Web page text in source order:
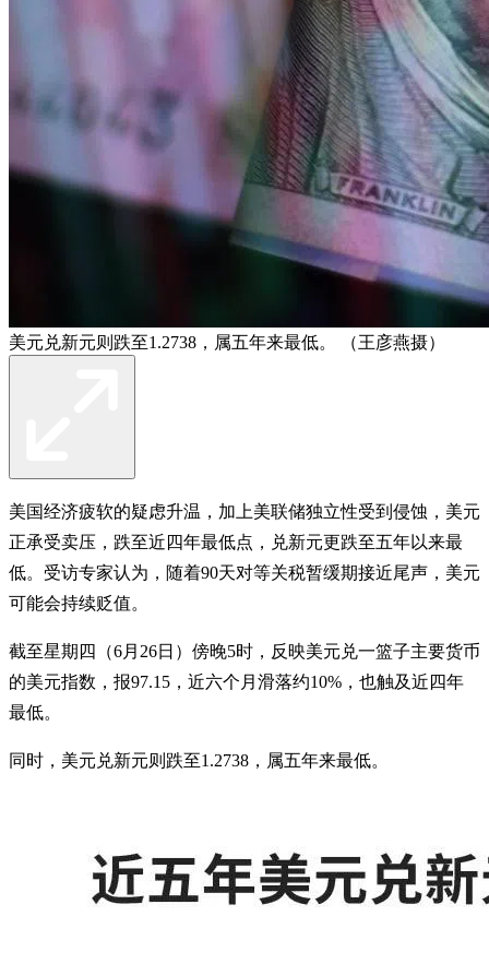
美元兑新元则跌至1.2738，属五年来最低。 （王彦燕摄）
美国经济疲软的疑虑升温，加上美联储独立性受到侵蚀，美元
正承受卖压，跌至近四年最低点，兑新元更跌至五年以来最
低。受访专家认为，随着90天对等关税暂缓期接近尾声，美元
可能会持续贬值。
截至星期四（6月26日）傍晚5时，反映美元兑一篮子主要货币
的美元指数，报97.15，近六个月滑落约10%，也触及近四年
最低。
同时，美元兑新元则跌至1.2738，属五年来最低。